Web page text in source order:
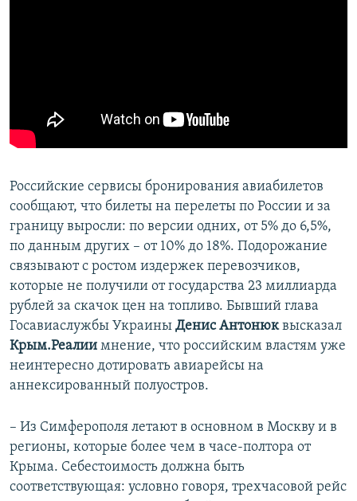
Российские сервисы бронирования авиабилетов
сообщают, что билеты на перелеты по России и за
границу выросли: по версии одних, от 5% до 6,5%,
по данным других – от 10% до 18%. Подорожание
связывают с ростом издержек перевозчиков,
которые не получили от государства 23 миллиарда
рублей за скачок цен на топливо. Бывший глава
Госавиаслужбы Украины Денис Антонюквысказал
Крым.Реалии мнение, что российским властям уже
неинтересно дотировать авиарейсы на
аннексированный полуостров.
– Из Симферополя летают в основном в Москву и в
регионы, которые более чем в часе-полтора от
Крыма. Себестоимость должна быть
соответствующая: условно говоря, трехчасовой рейс